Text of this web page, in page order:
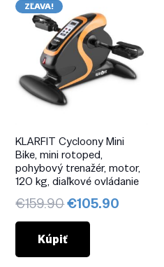
ZĽAVA!
KLARFIT Cycloony Mini
Bike, mini rotoped,
pohybový trenažér, motor,
120 kg, diaľkové ovládanie
€159.90Pôvodná
cena
bola:
€159.90.
€105.90
Kúpiť